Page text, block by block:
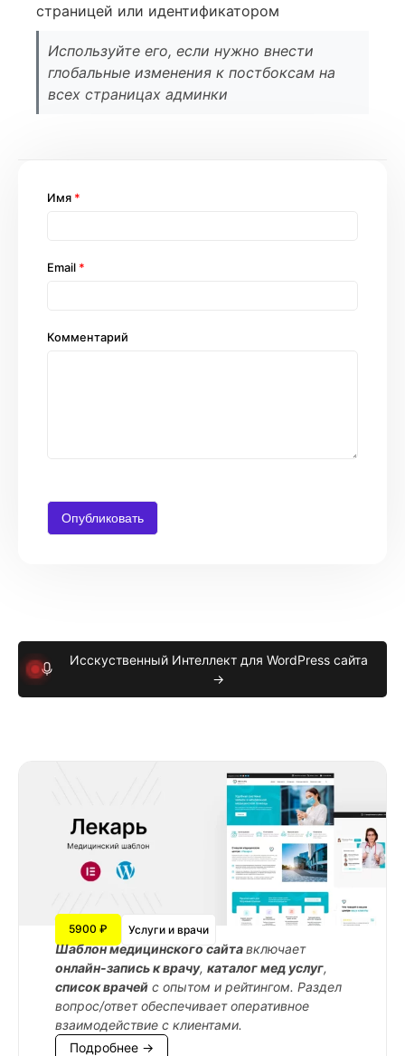
страницей или идентификатором
Используйте его, если нужно внести
глобальные изменения к постбоксам на
всех страницах админки
Комментарий
Имя *
Email *
Исскуственный Интеллект для WordPress сайта
→
5900 ₽ Услуги и врачи
Шаблон медицинского сайтавключает
онлайн-запись к врачу, каталог мед услуг,
список врачей с опытом и рейтингом. Раздел
вопрос/ответ обеспечивает оперативное
взаимодействие с клиентами.
Подробнее →